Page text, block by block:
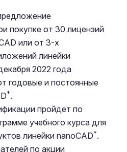
покупке от 30 лицензий
или от 3-х
линейки
2022 года
годовые и постоянные
*.
пройдет по
учебного курса для
линейки nanoCAD*.
по акции